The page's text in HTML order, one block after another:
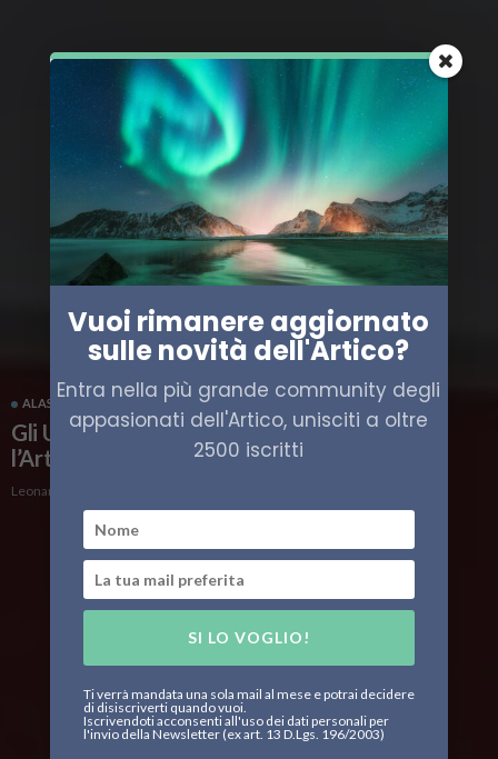
ALASKA STATI UNITI
Gli USA nominano il primo ambasciatore per
l’Artico
Leonardo Parigi
Vuoi rimanere aggiornato
sulle novità dell'Artico?
Entra nella più grande community degli
appasionati dell'Artico, unisciti a oltre
2500 iscritti
SI LO VOGLIO!
Ti verrà mandata una sola mail al mese e potrai decidere
di disiscriverti quando vuoi.
Iscrivendoti acconsenti all'uso dei dati personali per
l'invio della Newsletter (ex art. 13 D.Lgs. 196/2003)